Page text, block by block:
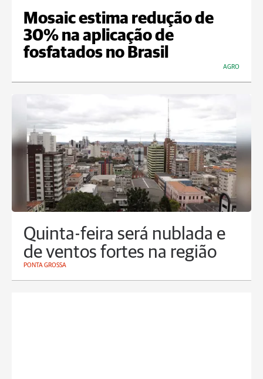
Mosaic estima redução de
30% na aplicação de
fosfatados no Brasil
AGRO
Quinta-feira será nublada e
de ventos fortes na região
PONTA GROSSA